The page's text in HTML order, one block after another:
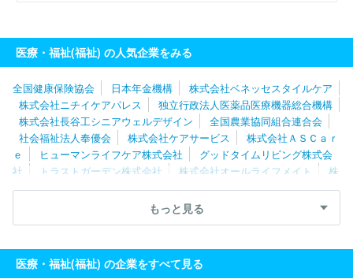
医療・福祉(福祉) の人気企業をみる
全国健康保険協会 日本年金機構
株式会社ベネッセスタイルケア
株式会社ニチイケアパレス
独立行政法人医薬品医療機器総合機構
株式会社長谷工シニアウェルデザイン
全国農業協同組合連合会
社会福祉法人奉優会
株式会社ケアサービス
株式会社ＡＳＣａｒ
ｅ
ヒューマンライフケア株式会社
グッドタイムリビング株式会
社
トラストガーデン株式会社 株式会社オールライフメイト
株
式会社ヒューマンテック
株式会社シダー
株式会社ＲＡＲＥＣＲ
株式会社アイグラン
株式会社オン・
ザ・プラネット
両備ヘルシーケア
株式会社はれコーポレーション
株式会社やさ
しい手
株式会社やまねメディカル
株式会社日本デイケアセンタ
もっと見る
医療・福祉(福祉) の企業をすべて見る